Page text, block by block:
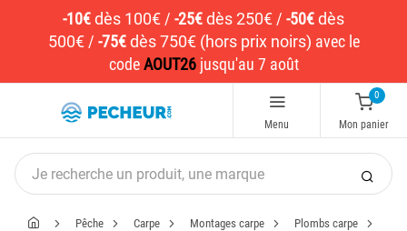
-10€dès 100€ / -25€dès 250€ / -50€dès
500€/ -75€ dès 750€ (hors prix noirs) avec le
codeAOUT26jusqu'au 7 août
Menu
0
Mon panier
Pêche Carpe Montages carpe
Plombs carpe